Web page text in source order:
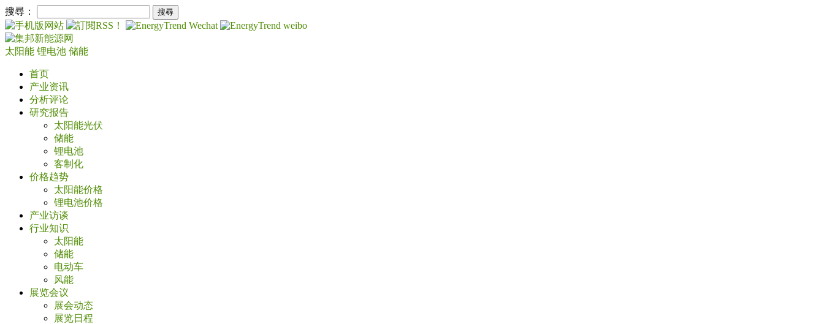
搜尋：
太阳能 锂电池 储能
首页
产业资讯
分析评论
研究报告
太阳能光伏
储能
锂电池
客制化
价格趋势
太阳能价格
锂电池价格
产业访谈
行业知识
太阳能
储能
电动车
风能
展览会议
展会动态
展览日程